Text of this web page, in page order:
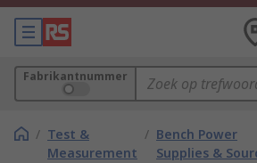
Fabrikantnummer
/ Test &
Measurement
/ Bench Power
Supplies &